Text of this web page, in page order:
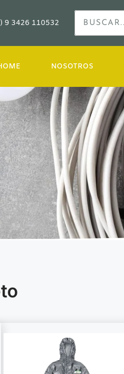
9 3426 110532
NOSOTROS